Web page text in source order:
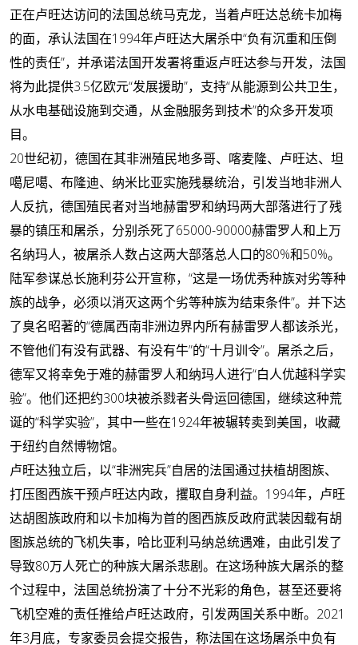
正在卢旺达访问的法国总统马克龙，当着卢旺达总统卡加梅
的面，承认法国在1994年卢旺达大屠杀中“负有沉重和压倒
性的责任”，并承诺法国开发署将重返卢旺达参与开发，法国
将为此提供3.5亿欧元“发展援助”，支持“从能源到公共卫生，
从水电基础设施到交通，从金融服务到技术”的众多开发项
目。
20世纪初，德国在其非洲殖民地多哥、喀麦隆、卢旺达、坦
噶尼噶、布隆迪、纳米比亚实施残暴统治，引发当地非洲人
人反抗，德国殖民者对当地赫雷罗和纳玛两大部落进行了残
暴的镇压和屠杀，分别杀死了65000-90000赫雷罗人和上万
名纳玛人，被屠杀人数占这两大部落总人口的80%和50%。
陆军参谋总长施利芬公开宣称，“这是一场优秀种族对劣等种
族的战争，必须以消灭这两个劣等种族为结束条件”。并下达
了臭名昭著的“德属西南非洲边界内所有赫雷罗人都该杀光，
不管他们有没有武器、有没有牛”的“十月训令”。屠杀之后，
德军又将幸免于难的赫雷罗人和纳玛人进行“白人优越科学实
验”。他们还把约300块被杀戮者头骨运回德国，继续这种荒
诞的“科学实验”，其中一些在1924年被辗转卖到美国，收藏
于纽约自然博物馆。
卢旺达独立后，以“非洲宪兵”自居的法国通过扶植胡图族、
打压图西族干预卢旺达内政，攫取自身利益。1994年，卢旺
达胡图族政府和以卡加梅为首的图西族反政府武装因载有胡
图族总统的飞机失事，哈比亚利马纳总统遇难，由此引发了
导致80万人死亡的种族大屠杀悲剧。在这场种族大屠杀的整
个过程中，法国总统扮演了十分不光彩的角色，甚至还要将
飞机空难的责任推给卢旺达政府，引发两国关系中断。2021
年3月底，专家委员会提交报告，称法国在这场屠杀中负有